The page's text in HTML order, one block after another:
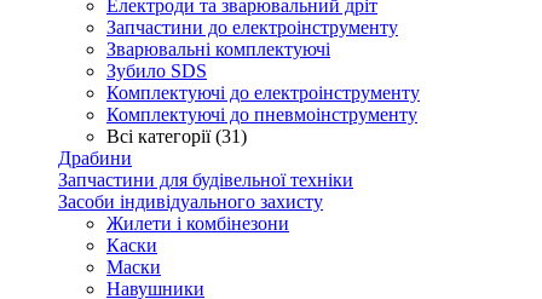
Електроди та зварювальний дріт
Запчастини до електроінструменту
Зварювальні комплектуючі
Зубило SDS
Комплектуючі до електроінструменту
Комплектуючі до пневмоінструменту
Всі категорії (31)
Драбини
Запчастини для будівельної техніки
Засоби індивідуального захисту
Жилети і комбінезони
Каски
Маски
Навушники